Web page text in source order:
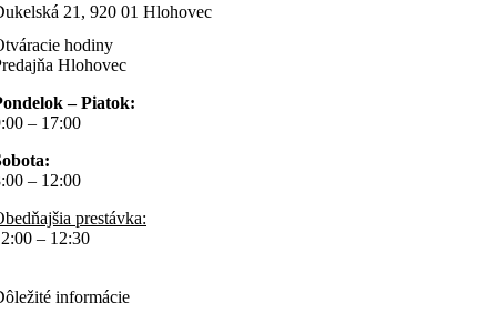
21, 920 01 Hlohovec
hodiny
Hlohovec
– Piatok:
– 17:00
– 12:00
prestávka:
– 12:30
informácie